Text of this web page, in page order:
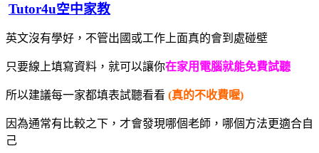
Tutor4u空中家教
英文沒有學好，不管出國或工作上面真的會到處碰壁
只要線上填寫資料，就可以讓你在家用電腦就能免費試聽
所以建議每一家都填表試聽看看 (真的不收費喔)
因為通常有比較之下，才會發現哪個老師，哪個方法更適合自
己